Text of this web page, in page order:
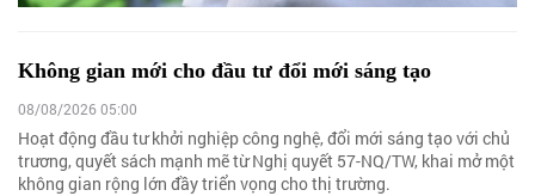
Không gian mới cho đầu tư đổi mới sáng tạo
08/08/2026 05:00
Hoạt động đầu tư khởi nghiệp công nghệ, đổi mới sáng tạo với chủ
trương, quyết sách mạnh mẽ từ Nghị quyết 57-NQ/TW, khai mở một
không gian rộng lớn đầy triển vọng cho thị trường.